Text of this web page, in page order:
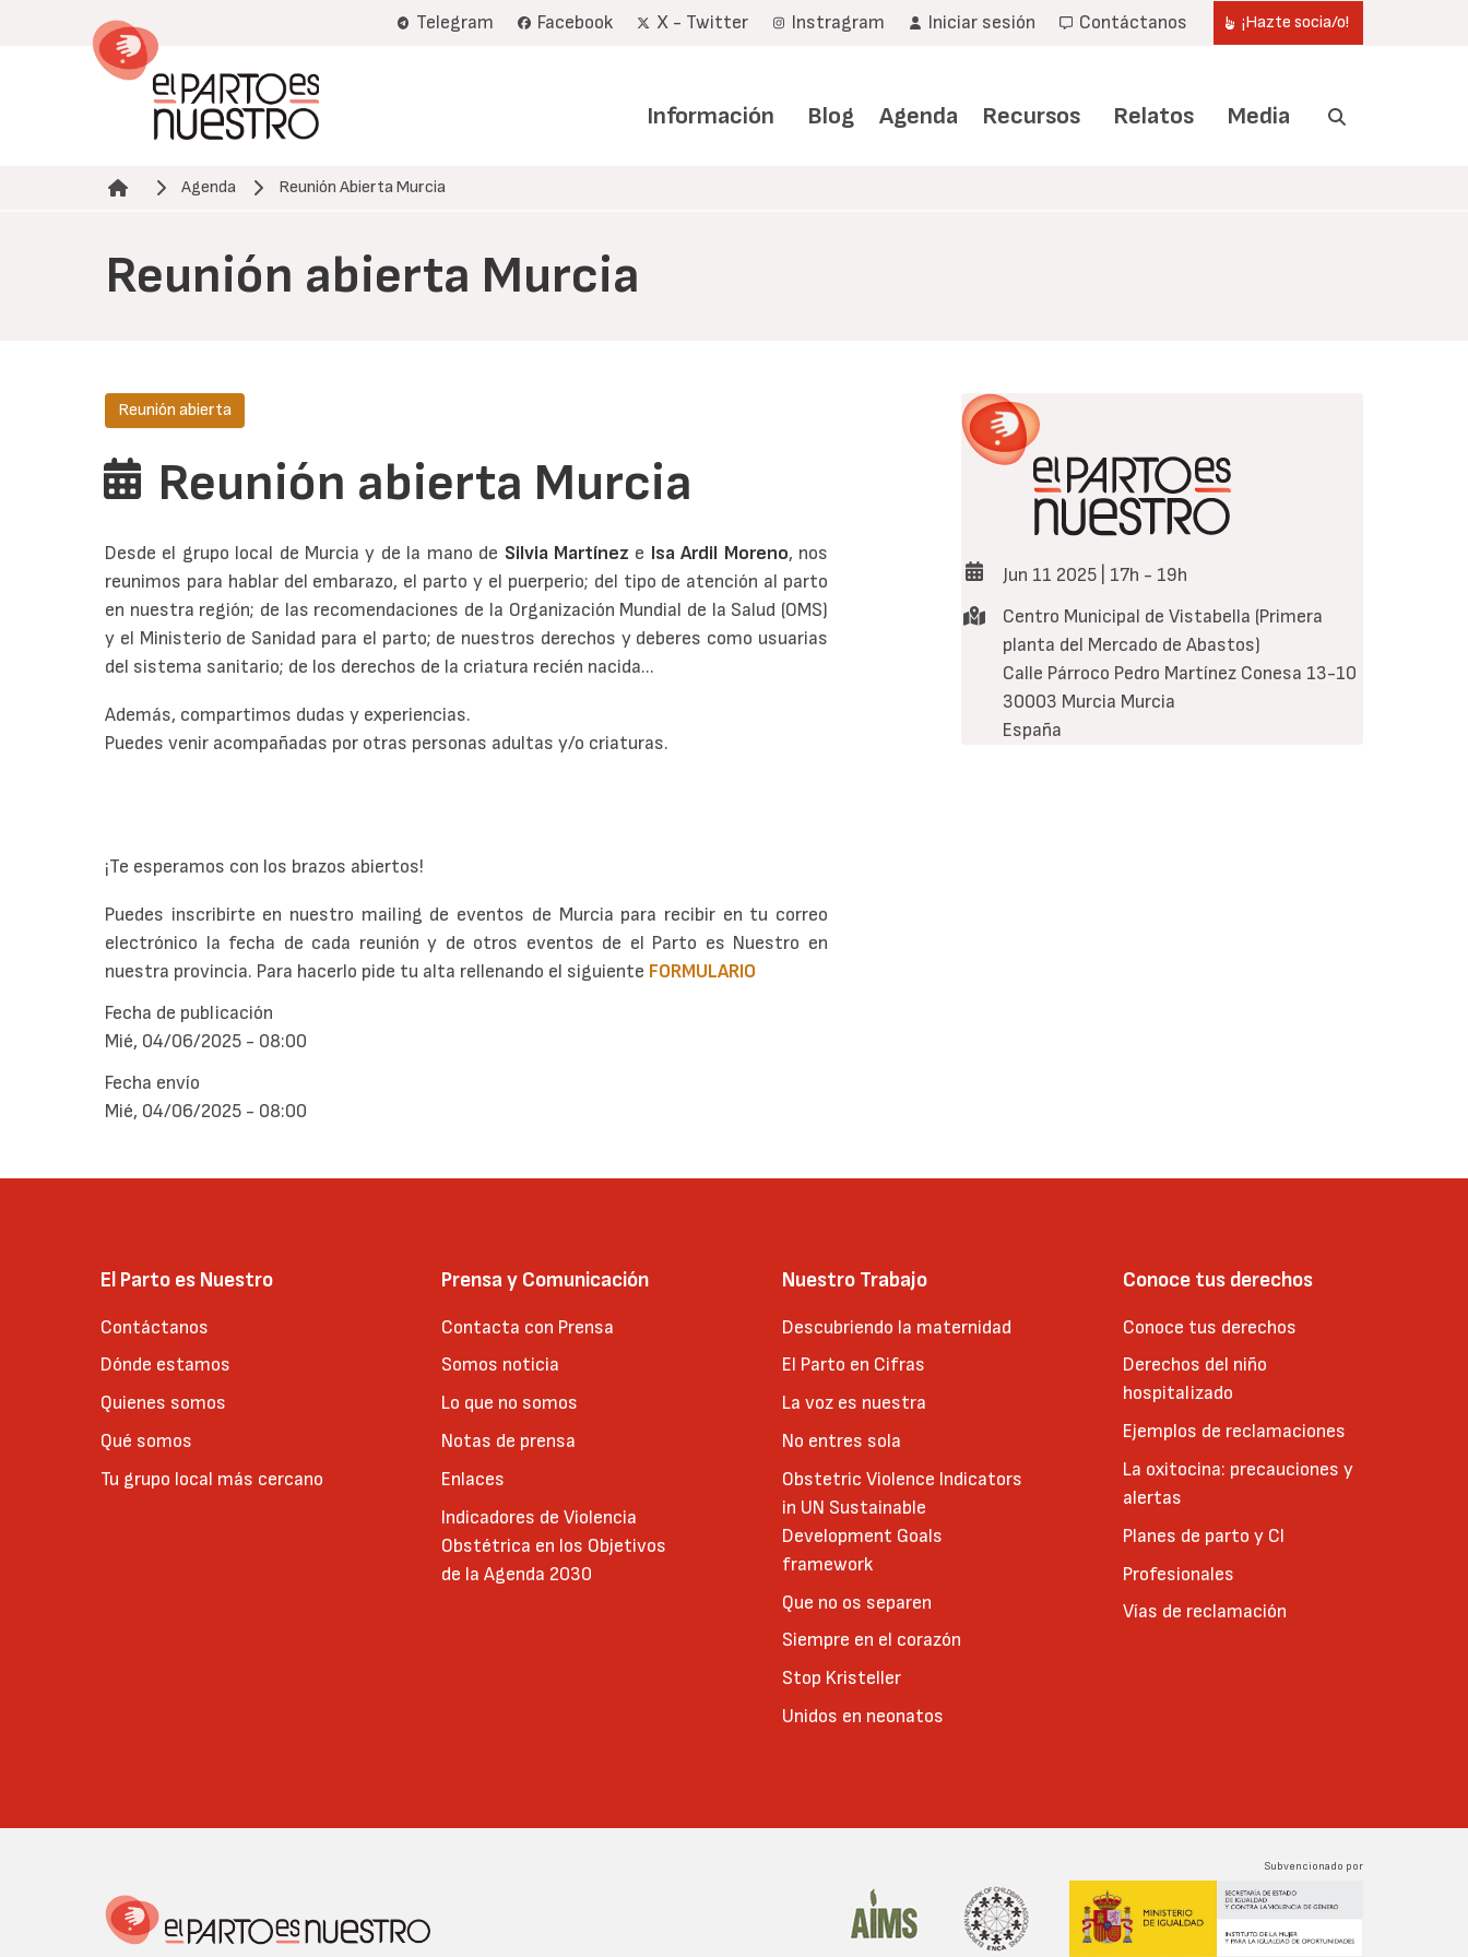
Telegram Facebook X - Twitter Instragram Iniciar sesión Contáctanos ¡Hazte socia/o!
Información Blog Agenda Recursos Relatos Media
Ruta de navegación
Agenda Reunión Abierta Murcia
Reunión abierta Murcia
Reunión abierta
Reunión abierta Murcia
Desde el grupo local de Murcia y de la mano de Silvia Martíneze Isa Ardil Moreno, nos
reunimos para hablar del embarazo, el parto y el puerperio; del tipo de atención al parto
en nuestra región; de las recomendaciones de la Organización Mundial de la Salud (OMS)
y el Ministerio de Sanidad para el parto; de nuestros derechos y deberes como usuarias
del sistema sanitario; de los derechos de la criatura recién nacida...
Además, compartimos dudas y experiencias.
Puedes venir acompañadas por otras personas adultas y/o criaturas.
¡Te esperamos con los brazos abiertos!
Puedes inscribirte en nuestro mailing de eventos de Murcia para recibir en tu correo
electrónico la fecha de cada reunión y de otros eventos de el Parto es Nuestro en
nuestra provincia. Para hacerlo pide tu alta rellenando el siguiente FORMULARIO
Fecha de publicación
Mié, 04/06/2025 - 08:00
Fecha envío
Mié, 04/06/2025 - 08:00
Jun 11 2025 | 17h - 19h
Centro Municipal de Vistabella (Primera
planta del Mercado de Abastos)
Calle Párroco Pedro Martínez Conesa 13-10
30003 Murcia Murcia
España
El Parto es Nuestro
Contáctanos
Dónde estamos
Quienes somos
Qué somos
Tu grupo local más cercano
Prensa y Comunicación
Contacta con Prensa
Somos noticia
Lo que no somos
Notas de prensa
Enlaces
Indicadores de Violencia
Obstétrica en los Objetivos
de la Agenda 2030
Nuestro Trabajo
Descubriendo la maternidad
El Parto en Cifras
La voz es nuestra
No entres sola
Obstetric Violence Indicators
in UN Sustainable
Development Goals
framework
Que no os separen
Siempre en el corazón
Stop Kristeller
Unidos en neonatos
Conoce tus derechos
Conoce tus derechos
Derechos del niño
hospitalizado
Ejemplos de reclamaciones
La oxitocina: precauciones y
alertas
Planes de parto y CI
Profesionales
Vías de reclamación
Subvencionado por